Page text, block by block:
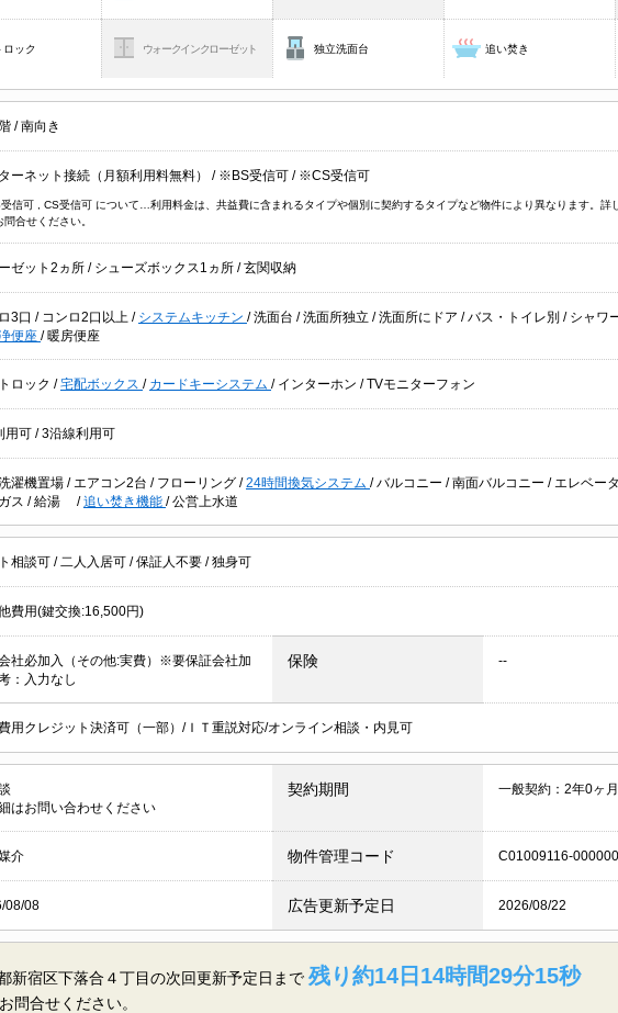
ロック ウォークインクローゼット 独立洗面台 追い焚き
/南向き
ーネット接続（月額利用料無料） / ※BS受信可 / ※CS受信可
信可 , CS受信可 について…利用料金は、共益費に含まれるタイプや個別に契約するタイプなど物件により異なります。詳
問合せください。
ゼット2ヵ所 / シューズボックス1ヵ所 /玄関収納
3口 / コンロ2口以上 / システムキッチン /洗面台 /洗面所独立 /洗面所にドア /バス・トイレ別 / シャワ
便座 / 暖房便座
ロック /宅配ボックス / カードキーシステム / インターホン /TVモニターフォン
用可 /3沿線利用可
濯機置場 / エアコン2台 / フローリング /24時間換気システム /バルコニー /南面バルコニー / エレベー
ス /給湯 /追い焚き機能 /公営上水道
相談可 / 二人入居可 /保証人不要 /独身可
費用(鍵交換:16,500円)
社必加入（その他:実費）※要保証会社加
：入力なし
保険 --
用クレジット決済可（一部）/ＩＴ重説対応/オンライン相談・内見可
はお問い合わせください
契約期間 一般契約：2年0ヶ
介 物件管理コード C01009116-
08/08 広告更新予定日 2026/08/22
新宿区下落合４丁目の次回更新予定日まで 残り約14日14時間29分14秒
問合せください。